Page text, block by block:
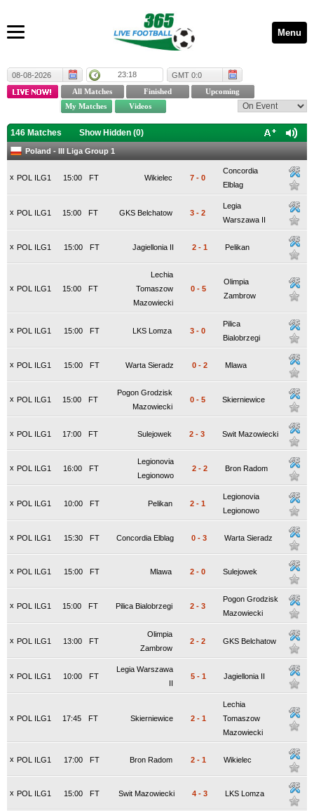
Menu
08-08-2026 23:18 GMT 0:0
146 Matches Show Hidden (0)
Poland - III Liga Group 1
x POL ILG1 FT
15:00 Wikielec 7 - 0
Concordia
Elblag
x POL ILG1 FT
15:00 GKS Belchatow 3 - 2
Legia
Warszawa II
x POL ILG1 FT
15:00 Jagiellonia II 2 - 1 Pelikan
x POL ILG1 FT
15:00
Lechia
Tomaszow
Mazowiecki
0 - 5
Olimpia
Zambrow
x POL ILG1 FT
15:00 LKS Lomza 3 - 0
Pilica
Bialobrzegi
x POL ILG1 FT
15:00 Warta Sieradz 0 - 2 Mlawa
x POL ILG1 FT
15:00
Pogon Grodzisk
Mazowiecki
0 - 5 Skierniewice
x POL ILG1 FT
17:00 Sulejowek 2 - 3 Swit Mazowiecki
x POL ILG1 FT
16:00
Legionovia
Legionowo
2 - 2 Bron Radom
x POL ILG1 FT
10:00 Pelikan 2 - 1
Legionovia
Legionowo
x POL ILG1 FT
15:30 Concordia Elblag 0 - 3 Warta Sieradz
x POL ILG1 FT
15:00 Mlawa 2 - 0 Sulejowek
x POL ILG1 FT
15:00 Pilica Bialobrzegi 2 - 3
Pogon Grodzisk
Mazowiecki
x POL ILG1 FT
13:00
Olimpia
Zambrow
2 - 2 GKS Belchatow
x POL ILG1 FT
10:00
Legia Warszawa
II
5 - 1 Jagiellonia II
x POL ILG1 FT
17:45 Skierniewice 2 - 1
Lechia
Tomaszow
Mazowiecki
x POL ILG1 FT
17:00 Bron Radom 2 - 1 Wikielec
x POL ILG1 FT
15:00 Swit Mazowiecki 4 - 3 LKS Lomza